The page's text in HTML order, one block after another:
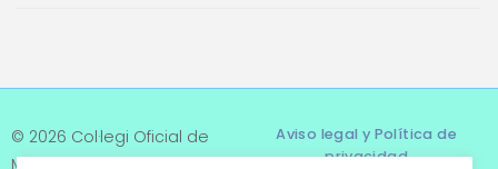
© 2026 Col·legi Oficial de
Metges de Tarragona. Tots
Aviso legal y Política de
privacidad